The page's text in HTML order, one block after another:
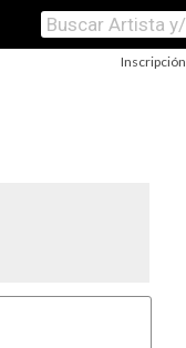
Inscripción